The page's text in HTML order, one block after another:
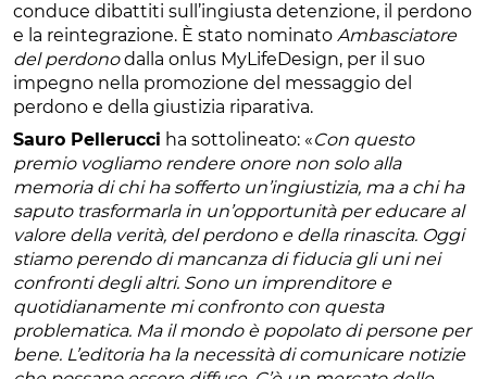
conduce dibattiti sull’ingiusta detenzione, il perdono
e la reintegrazione. È stato nominato Ambasciatore
del perdonodalla onlus MyLifeDesign, per il suo
impegno nella promozione del messaggio del
perdono e della giustizia riparativa.
Sauro Pellerucci ha sottolineato: «Con questo
premio vogliamo rendere onore non solo alla
memoria di chi ha sofferto un’ingiustizia, ma a chi ha
saputo trasformarla in un’opportunità per educare al
valore della verità, del perdono e della rinascita. Oggi
stiamo perendo di mancanza di fiducia gli uni nei
confronti degli altri. Sono un imprenditore e
quotidianamente mi confronto con questa
problematica. Ma il mondo è popolato di persone per
bene. L’editoria ha la necessità di comunicare notizie